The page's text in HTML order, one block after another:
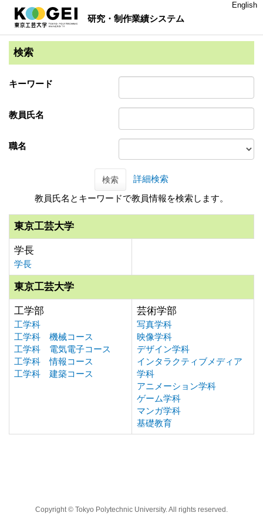
研究・制作業績システム
English
検索
キーワード
教員氏名
職名
検索
詳細検索
教員氏名とキーワードで教員情報を検索します。
東京工芸大学
学長
学長
東京工芸大学
工学部
工学科
工学科 機械コース
工学科 電気電子コース
工学科 情報コース
工学科 建築コース
芸術学部
写真学科
映像学科
デザイン学科
インタラクティブメディア
学科
アニメーション学科
ゲーム学科
マンガ学科
基礎教育
Copyright © Tokyo Polytechnic University. All rights reserved.